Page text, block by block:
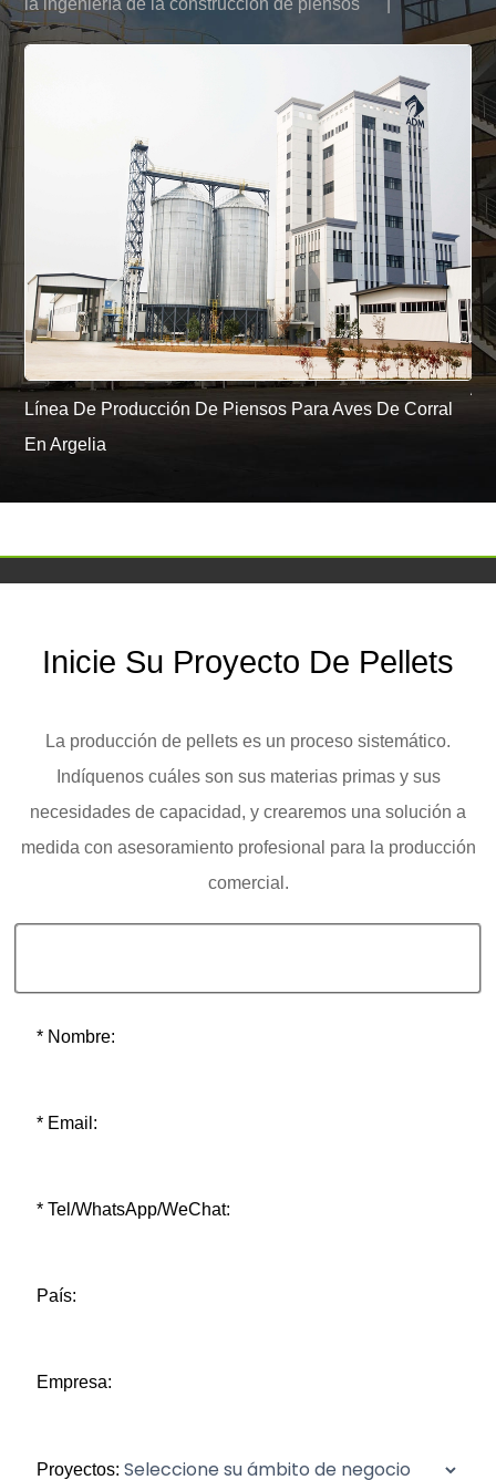
la ingeniería de la construcción de piensos
Línea De Producción De Piensos Para Aves De Corral
En Argelia
Inicie Su Proyecto De Pellets
La producción de pellets es un proceso sistemático.
Indíquenos cuáles son sus materias primas y sus
necesidades de capacidad, y crearemos una solución a
medida con asesoramiento profesional para la producción
comercial.
* Nombre:
* Email:
* Tel/WhatsApp/WeChat:
País:
Empresa:
Proyectos: